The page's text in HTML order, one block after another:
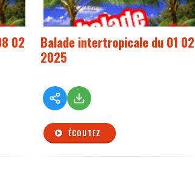
02
Balade intertropicale du 01 02
2025
ÉCOUTEZ